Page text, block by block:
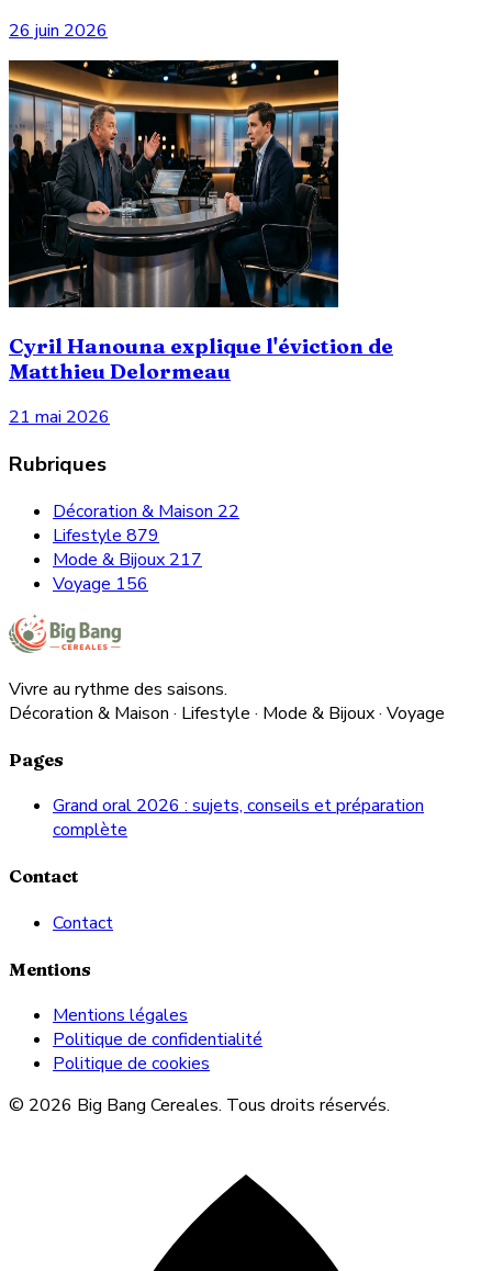
26 juin 2026
Cyril Hanouna explique l'éviction de
Matthieu Delormeau
21 mai 2026
Rubriques
Décoration & Maison 22
Lifestyle 879
Mode & Bijoux 217
Voyage 156
Vivre au rythme des saisons.
Décoration & Maison · Lifestyle · Mode & Bijoux · Voyage
Pages
Grand oral 2026 : sujets, conseils et préparation
complète
Contact
Contact
Mentions
Mentions légales
Politique de confidentialité
Politique de cookies
© 2026 Big Bang Cereales. Tous droits réservés.